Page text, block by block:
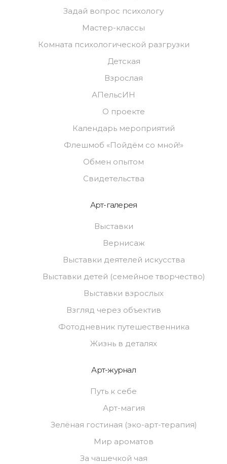
Задай вопрос психологу
Мастер-классы
Комната психологической разгрузки
Детская
Взрослая
АПельсИН
О проекте
Календарь мероприятий
Флешмоб «Пойдём со мной!»
Обмен опытом
Свидетельства
Арт-галерея
Выставки
Вернисаж
Выставки деятелей искусства
Выставки детей (семейное творчество)
Выставки взрослых
Взгляд через объектив
Фотодневник путешественника
Жизнь в деталях
Арт-журнал
Путь к себе
Арт-магия
Зелёная гостиная (эко-арт-терапия)
Мир ароматов
За чашечкой чая